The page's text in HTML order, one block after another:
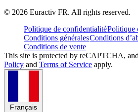
© 2026 Euractiv FR. All rights reserved.
Politique de confidentialitéPolitique
Conditions généralesConditions
Conditions de vente
This site is protected by reCAPTCHA,
Policy and Terms of Service apply.
Français